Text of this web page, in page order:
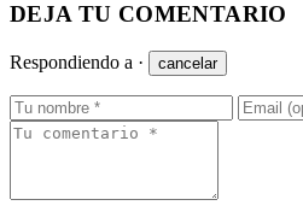
DEJA TU COMENTARIO
Respondiendo a · cancelar